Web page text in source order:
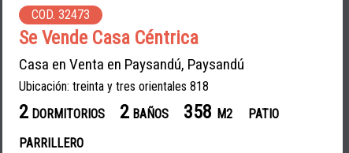
COD. 32473
Se Vende Casa Céntrica
Casa en Venta en Paysandú, Paysandú
Ubicación: treinta y tres orientales 818
2 DORMITORIOS 2 BAÑOS 358 M2
PATIO
PARRILLERO